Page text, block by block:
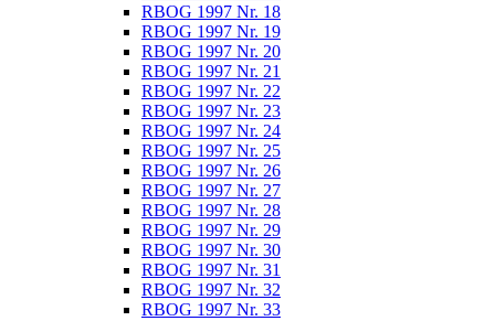
RBOG 1997 Nr. 18
RBOG 1997 Nr. 19
RBOG 1997 Nr. 20
RBOG 1997 Nr. 21
RBOG 1997 Nr. 22
RBOG 1997 Nr. 23
RBOG 1997 Nr. 24
RBOG 1997 Nr. 25
RBOG 1997 Nr. 26
RBOG 1997 Nr. 27
RBOG 1997 Nr. 28
RBOG 1997 Nr. 29
RBOG 1997 Nr. 30
RBOG 1997 Nr. 31
RBOG 1997 Nr. 32
RBOG 1997 Nr. 33